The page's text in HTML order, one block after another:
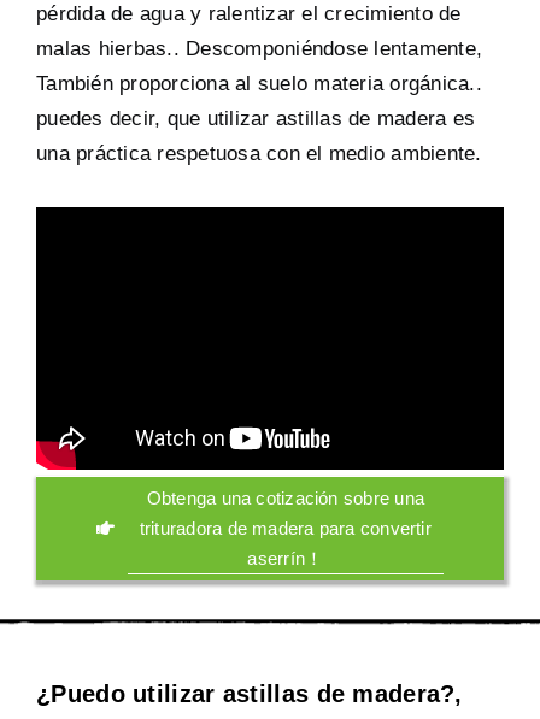
pérdida de agua y ralentizar el crecimiento de
malas hierbas.. Descomponiéndose lentamente,
También proporciona al suelo materia orgánica..
puedes decir, que utilizar astillas de madera es
una práctica respetuosa con el medio ambiente.
Obtenga una cotización sobre una
trituradora de madera para convertir
aserrín！
¿Puedo utilizar astillas de madera?,